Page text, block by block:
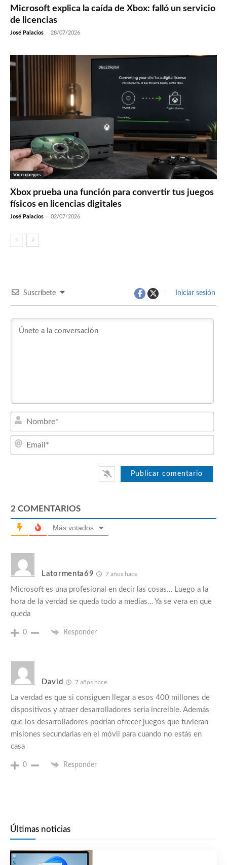
Microsoft explica la caída de Xbox: falló un servicio
de licencias
José Palacios - 28/07/2026
Videojuegos
Xbox prueba una función para convertir tus juegos
físicos en licencias digitales
José Palacios - 02/07/2026
Suscríbete Iniciar sesión
2 COMENTARIOS
Más votados
Latormenta69 7 años hace
Microsoft es una profesional en decir las cosas… Luego a la
hora de la verdad se queda todo a medias… Ya se vera en que
queda
0 Responder
David 7 años hace
La verdad es que si consiguen llegar a esos 400 millones de
dispositivos y atraer desarrolladores sería increíble. Además
que los desarrolladores podrían ofrecer juegos que tuvieran
misiones secundarias en el móvil para cuando no estás en
casa
0 Responder
Últimas noticias